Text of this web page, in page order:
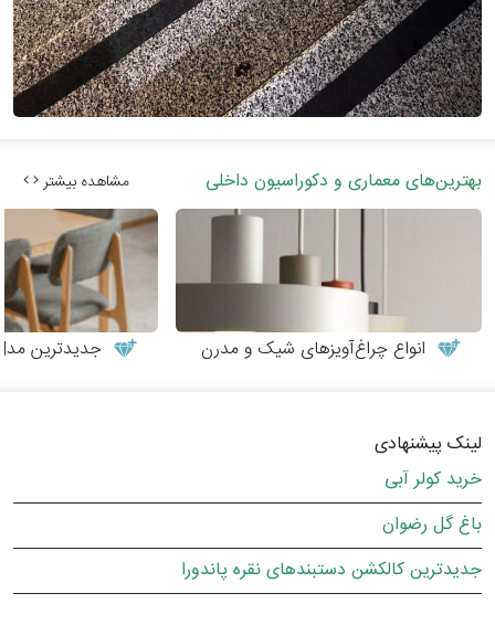
بهترین‌های معماری و دکوراسیون داخلی مشاهده بیشتر
انواع چراغ‌آویزهای شیک و مدرن جدیدترین مدل‌های
لینک پیشنهادی
خرید کولر آبی
باغ گل رضوان
جدیدترین کالکشن دستبندهای نقره پاندورا